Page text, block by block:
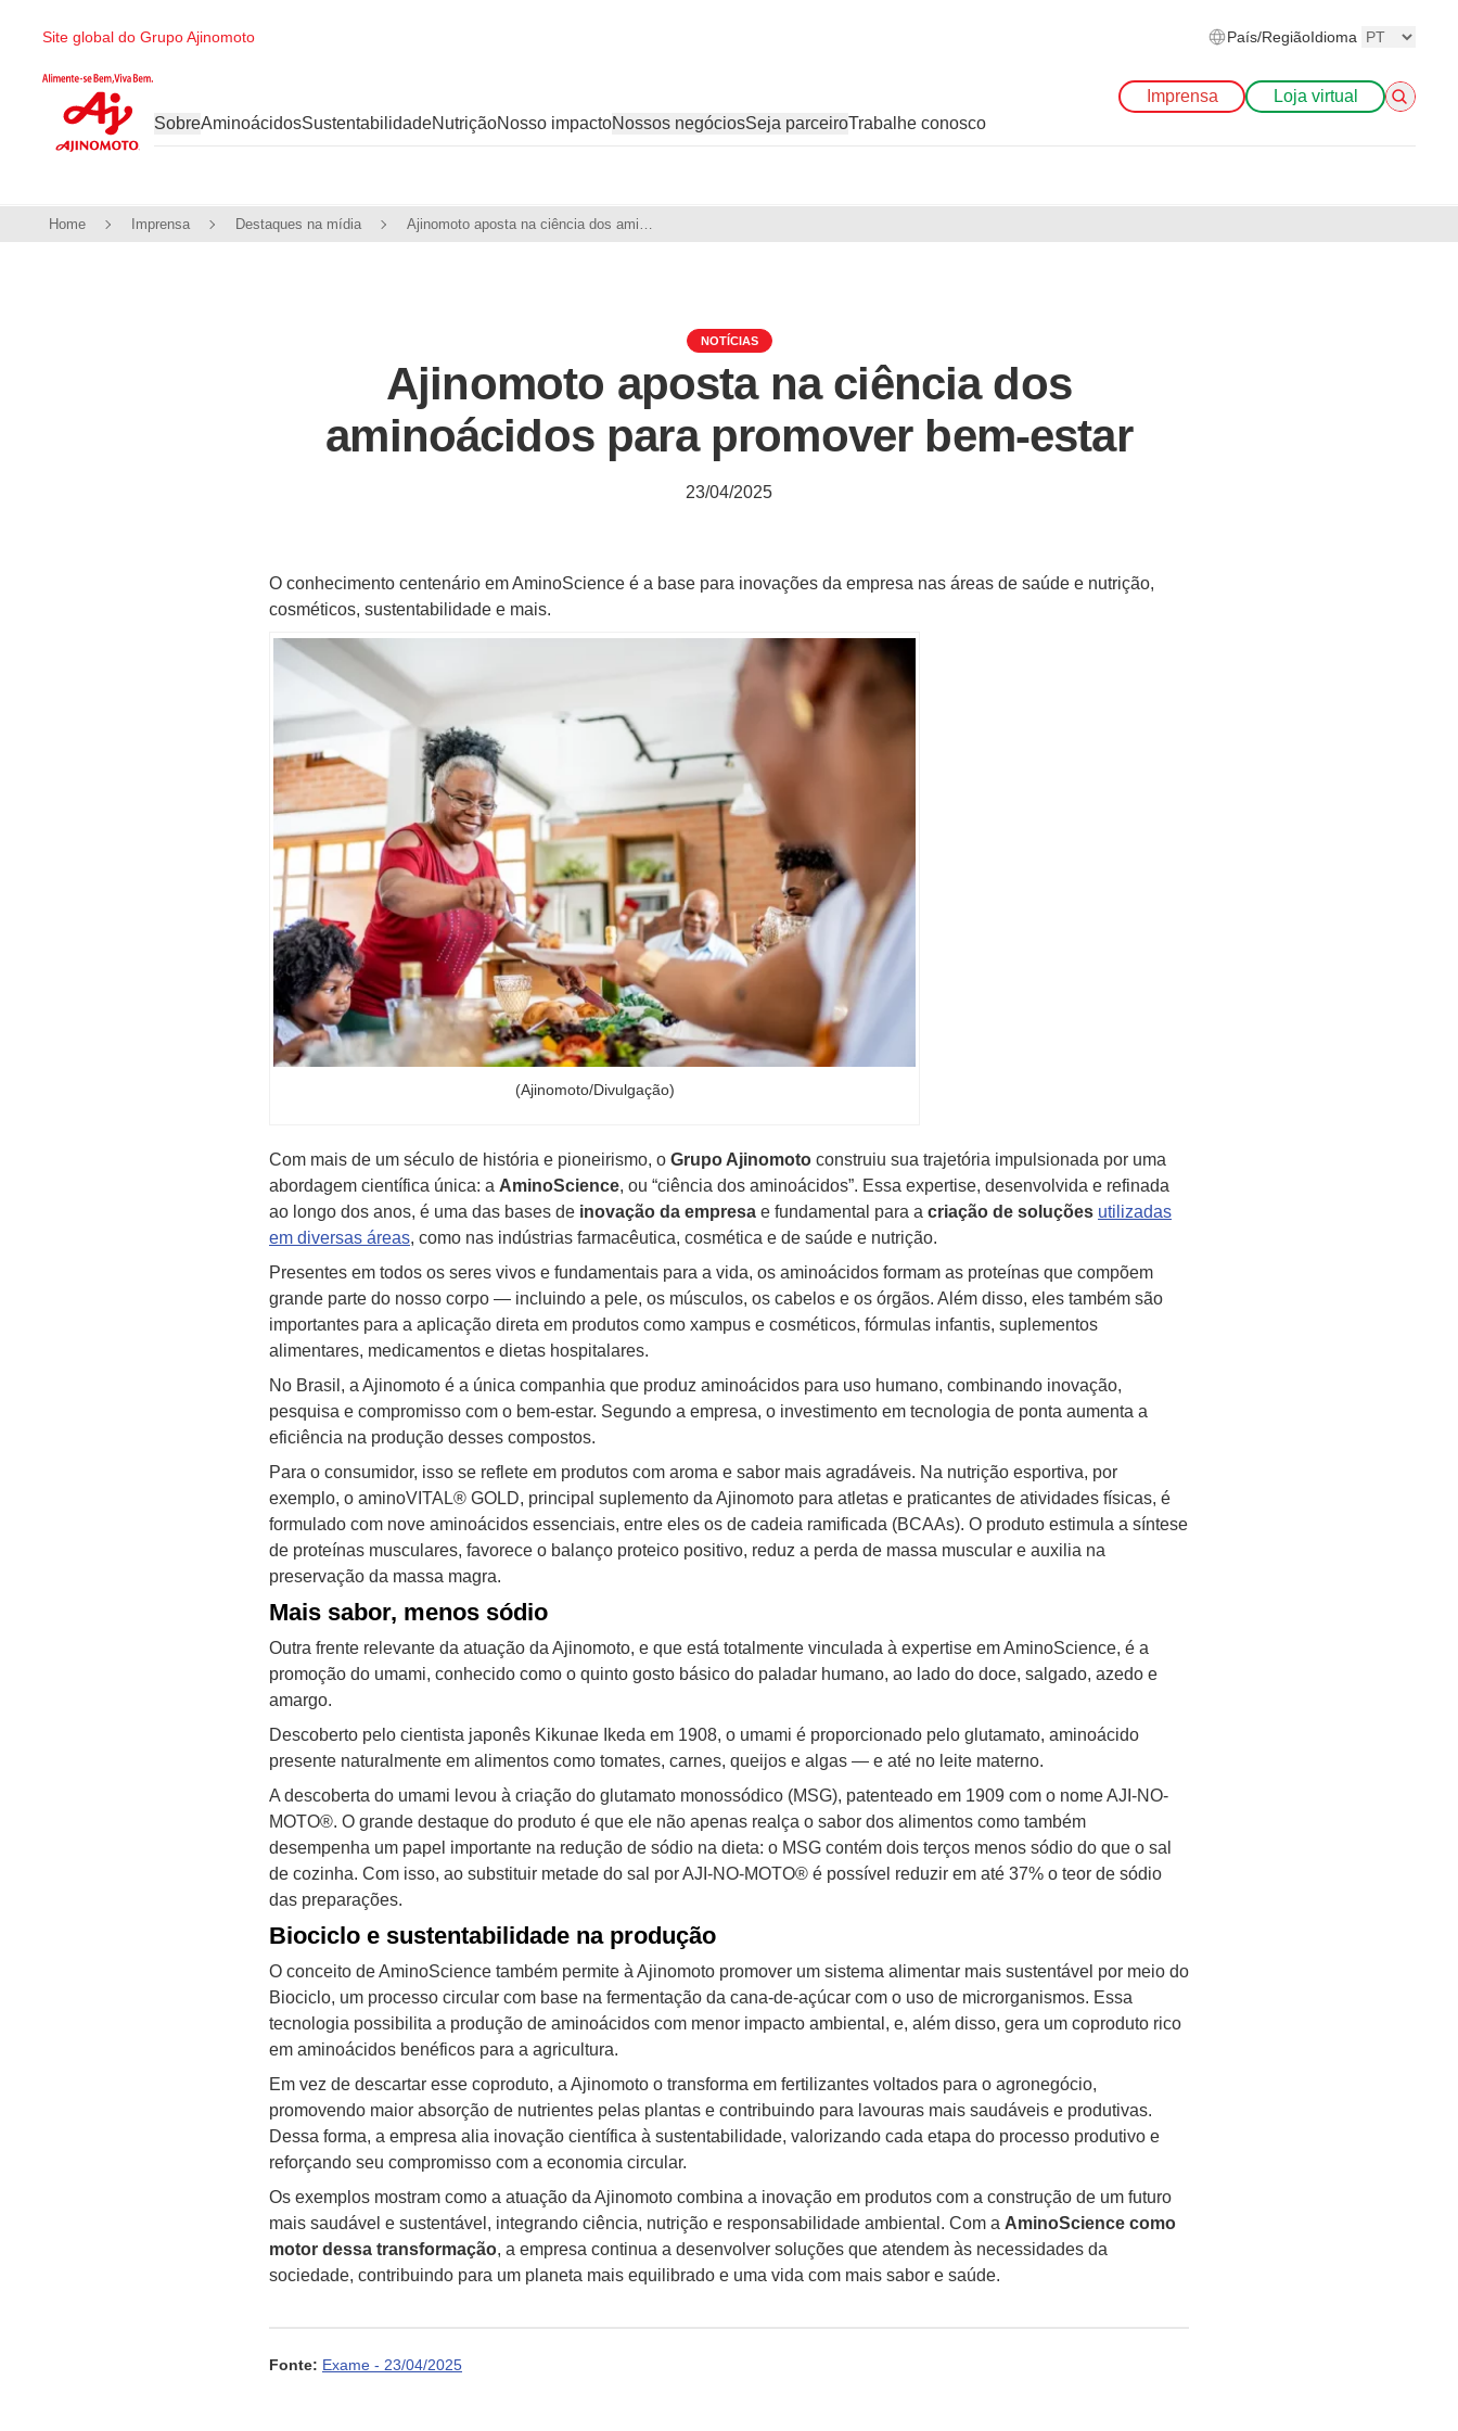
Site global do Grupo Ajinomoto País/RegiãoIdioma
Imprensa
Loja virtual
SobreAminoácidosSustentabilidadeNutriçãoNosso impactoNossos negóciosSeja parceiroTrabalhe conosco
Home Imprensa Destaques na mídia Ajinomoto aposta na ciência dos aminoácidos para promover bem-estar
NOTÍCIAS
Ajinomoto aposta na ciência dos
aminoácidos para promover bem-estar
23/04/2025
O conhecimento centenário em AminoScience é a base para inovações da empresa nas áreas de saúde e nutrição,
cosméticos, sustentabilidade e mais.
(Ajinomoto/Divulgação)
Com mais de um século de história e pioneirismo, o Grupo Ajinomoto construiu sua trajetória impulsionada por uma
abordagem científica única: a AminoScience, ou “ciência dos aminoácidos”. Essa expertise, desenvolvida e refinada
ao longo dos anos, é uma das bases de inovação da empresa e fundamental para a criação de soluções utilizadas
em diversas áreas, como nas indústrias farmacêutica, cosmética e de saúde e nutrição.
Presentes em todos os seres vivos e fundamentais para a vida, os aminoácidos formam as proteínas que compõem
grande parte do nosso corpo — incluindo a pele, os músculos, os cabelos e os órgãos. Além disso, eles também são
importantes para a aplicação direta em produtos como xampus e cosméticos, fórmulas infantis, suplementos
alimentares, medicamentos e dietas hospitalares.
No Brasil, a Ajinomoto é a única companhia que produz aminoácidos para uso humano, combinando inovação,
pesquisa e compromisso com o bem-estar. Segundo a empresa, o investimento em tecnologia de ponta aumenta a
eficiência na produção desses compostos.
Para o consumidor, isso se reflete em produtos com aroma e sabor mais agradáveis. Na nutrição esportiva, por
exemplo, o aminoVITAL® GOLD, principal suplemento da Ajinomoto para atletas e praticantes de atividades físicas, é
formulado com nove aminoácidos essenciais, entre eles os de cadeia ramificada (BCAAs). O produto estimula a síntese
de proteínas musculares, favorece o balanço proteico positivo, reduz a perda de massa muscular e auxilia na
preservação da massa magra.
Mais sabor, menos sódio
Outra frente relevante da atuação da Ajinomoto, e que está totalmente vinculada à expertise em AminoScience, é a
promoção do umami, conhecido como o quinto gosto básico do paladar humano, ao lado do doce, salgado, azedo e
amargo.
Descoberto pelo cientista japonês Kikunae Ikeda em 1908, o umami é proporcionado pelo glutamato, aminoácido
presente naturalmente em alimentos como tomates, carnes, queijos e algas — e até no leite materno.
A descoberta do umami levou à criação do glutamato monossódico (MSG), patenteado em 1909 com o nome AJI-NO-
MOTO®. O grande destaque do produto é que ele não apenas realça o sabor dos alimentos como também
desempenha um papel importante na redução de sódio na dieta: o MSG contém dois terços menos sódio do que o sal
de cozinha. Com isso, ao substituir metade do sal por AJI-NO-MOTO® é possível reduzir em até 37% o teor de sódio
das preparações.
Biociclo e sustentabilidade na produção
O conceito de AminoScience também permite à Ajinomoto promover um sistema alimentar mais sustentável por meio do
Biociclo, um processo circular com base na fermentação da cana-de-açúcar com o uso de microrganismos. Essa
tecnologia possibilita a produção de aminoácidos com menor impacto ambiental, e, além disso, gera um coproduto rico
em aminoácidos benéficos para a agricultura.
Em vez de descartar esse coproduto, a Ajinomoto o transforma em fertilizantes voltados para o agronegócio,
promovendo maior absorção de nutrientes pelas plantas e contribuindo para lavouras mais saudáveis e produtivas.
Dessa forma, a empresa alia inovação científica à sustentabilidade, valorizando cada etapa do processo produtivo e
reforçando seu compromisso com a economia circular.
Os exemplos mostram como a atuação da Ajinomoto combina a inovação em produtos com a construção de um futuro
mais saudável e sustentável, integrando ciência, nutrição e responsabilidade ambiental. Com a AminoScience como
motor dessa transformação, a empresa continua a desenvolver soluções que atendem às necessidades da
sociedade, contribuindo para um planeta mais equilibrado e uma vida com mais sabor e saúde.
Fonte: Exame - 23/04/2025